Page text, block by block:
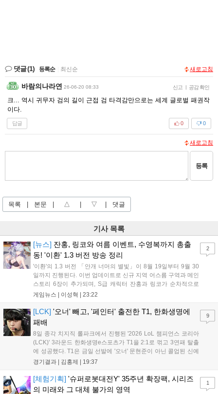
댓글(1) 등록순 최신순 새로고침
바람의나라연 26-06-20 08:33 신고 | 공감 확인
크... 역시 귀무자 검의 길이 근접 검 타격감만으로는 세계 글로벌 패권작
이다.
답글 0
0
새로고침
등록
목록 | 본문 | △ | ▽ | 댓글
기사 목록
[뉴스] 잔홍, 링코와 여름 이벤트, 수영복까지 총출
동! '이환' 1.3 버전 방송 정리
'이환'의 1.3 버전 「안개 너머의 별빛」이 8월 19일부터 9월 30
일까지 진행된다. 이번 업데이트로 신규 지역 어스름 구역과 메인
스토리 6장이 추가되며, S급 캐릭터 잔홍과 링코가 순차적으로
등장한다. 여름 시즌을 맞아 비치발리볼, 수상 오토바이 등 다채
의성도 강화된다. 8월 11일까지 사용 가능한 교환 코드 3종이 제
공되며, 상세 일정은 공식 채널을 통해 확인할 수 있다....
게임뉴스 | 이성혁 | 23:22
2
[LCK] '오너' 빼고, '페인터' 출전한 T1, 한화생명에
패배
8일 종각 치지직 롤파크에서 진행된 '2026 LoL 챔피언스 코리아
(LCK)' 3라운드 한화생명e스포츠가 T1을 2:1로 꺾고 3연패 탈출
에 성공했다. T1은 금일 선발에 '오너' 문현준이 아닌 콜업된 신예
'페인터' 김은후를 투입했지만, 결국 1:2로 패배하고 말았다. T1은
을 빼냈다....
경기결과 | 김홍제 | 19:37
9
[체험기획] '슈퍼로봇대전Y' 35주년 확장팩, 시리즈
의 미래와 그 대체 불가의 영역
1